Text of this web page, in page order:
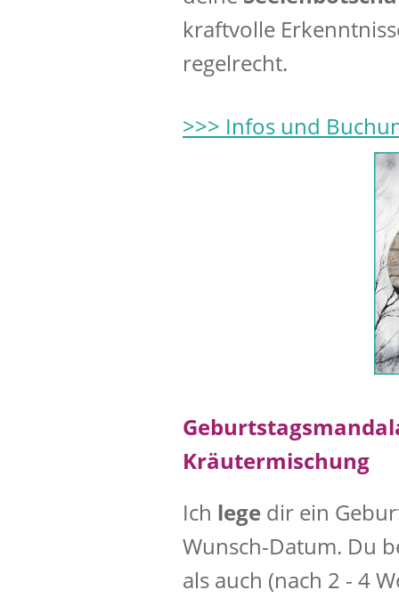
kraftvolle
regelrecht.
>>> Infos und
Kräutermischung
Ich lege dir ein
Wunsch-Datum. Du
als auch (nach 2 - 4